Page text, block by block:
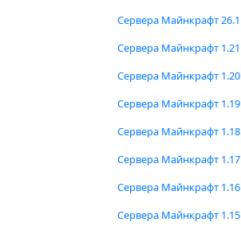
Сервера Майнкрафт 26.1
Сервера Майнкрафт 1.21
Сервера Майнкрафт 1.20
Сервера Майнкрафт 1.19
Сервера Майнкрафт 1.18
Сервера Майнкрафт 1.17
Сервера Майнкрафт 1.16
Сервера Майнкрафт 1.15